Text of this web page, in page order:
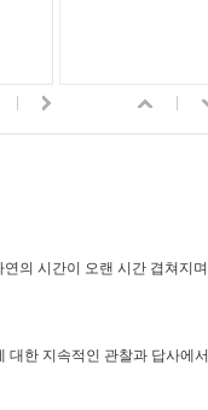
연의 시간이 오랜 시간 겹쳐지며
대한 지속적인 관찰과 답사에서